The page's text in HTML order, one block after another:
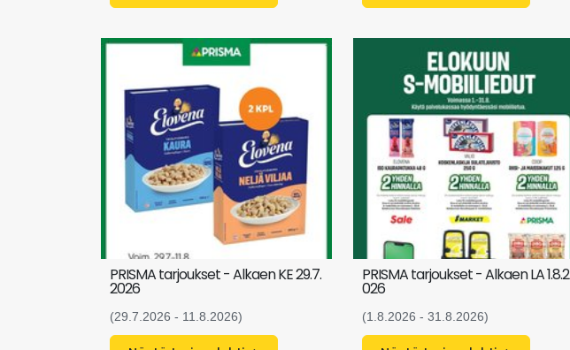
PRISMA tarjoukset - Alkaen KE 29.7.
2026
(29.7.2026 - 11.8.2026)
PRISMA tarjoukset - Alkaen LA 1.8.2
026
(1.8.2026 - 31.8.2026)